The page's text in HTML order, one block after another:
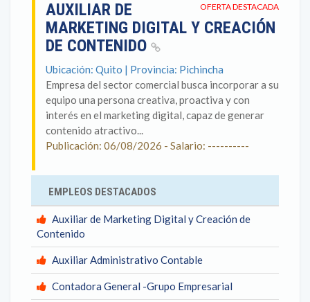
OFERTA DESTACADA
AUXILIAR DE
MARKETING DIGITAL Y CREACIÓN
DE CONTENIDO
Ubicación: Quito | Provincia: Pichincha
Empresa del sector comercial busca incorporar a su
equipo una persona creativa, proactiva y con
interés en el marketing digital, capaz de generar
contenido atractivo...
Publicación: 06/08/2026 - Salario: ----------
EMPLEOS DESTACADOS
Auxiliar de Marketing Digital y Creación de
Contenido
Auxiliar Administrativo Contable
Contadora General -Grupo Empresarial